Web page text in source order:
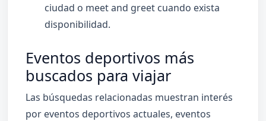
ciudad o meet and greet cuando exista
disponibilidad.
Eventos deportivos más
buscados para viajar
Las búsquedas relacionadas muestran interés
por eventos deportivos actuales, eventos